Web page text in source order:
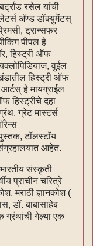
रसेल यांची
लेटर्स अ‍ॅण्ड डॉक्युमेंटस्
ट्रान्सफर
पीपल हे
हिस्ट्री ऑफ
वुईल
हिस्ट्री ऑफ
आर्टस् हे मायग्राईल
हिस्ट्रीचे दहा
ग्रेट मास्टर्स
टॉलस्टॉय
आहेत.
संस्कृती
प्राचीन चरित्रे
मराठी ज्ञानकोश (
डॉ. बाबासाहेब
ग्रंथांची गेल्या एक